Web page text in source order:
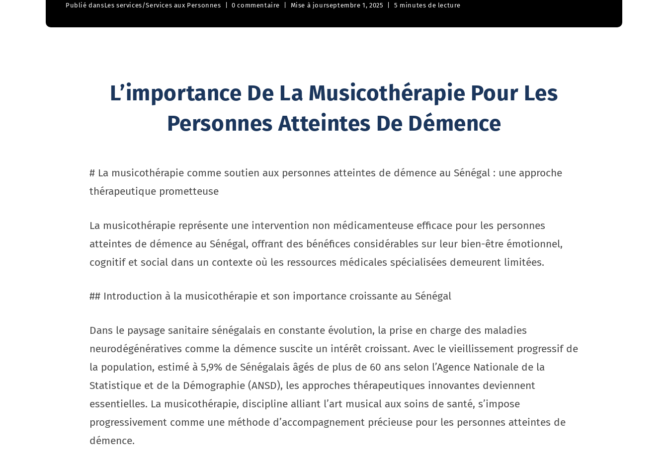
Publié dansLes services/Services aux Personnes 0 commentaire Mise à jourseptembre 1, 2025 5 minutes de lecture
L’importance De La Musicothérapie Pour Les
Personnes Atteintes De Démence
# La musicothérapie comme soutien aux personnes atteintes de démence au Sénégal : une approche
thérapeutique prometteuse
La musicothérapie représente une intervention non médicamenteuse efficace pour les personnes
atteintes de démence au Sénégal, offrant des bénéfices considérables sur leur bien-être émotionnel,
cognitif et social dans un contexte où les ressources médicales spécialisées demeurent limitées.
## Introduction à la musicothérapie et son importance croissante au Sénégal
Dans le paysage sanitaire sénégalais en constante évolution, la prise en charge des maladies
neurodégénératives comme la démence suscite un intérêt croissant. Avec le vieillissement progressif de
la population, estimé à 5,9% de Sénégalais âgés de plus de 60 ans selon l’Agence Nationale de la
Statistique et de la Démographie (ANSD), les approches thérapeutiques innovantes deviennent
essentielles. La musicothérapie, discipline alliant l’art musical aux soins de santé, s’impose
progressivement comme une méthode d’accompagnement précieuse pour les personnes atteintes de
démence.